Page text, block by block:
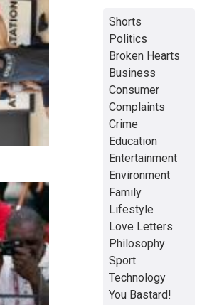
Shorts
Politics
Broken Hearts
Business
Consumer
Complaints
Crime
Education
Entertainment
Environment
Family
Lifestyle
Love Letters
Philosophy
Sport
Technology
You Bastard!